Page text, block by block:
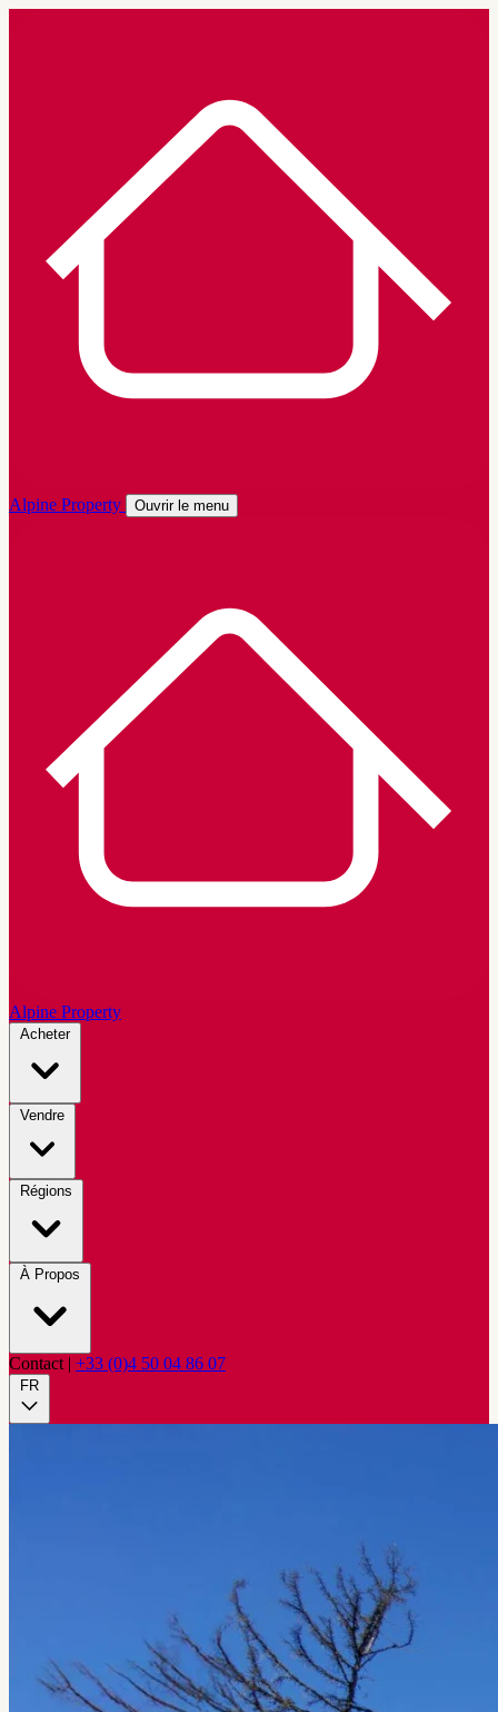
Alpine Property Ouvrir le menu
Alpine Property
Acheter
Vendre
Régions
À Propos
Contact | +33 (0)4 50 04 86 07
FR